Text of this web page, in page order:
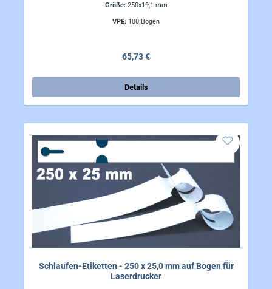
Größe: 250x19,1 mm
VPE: 100 Bogen
Regulärer Preis:
65,73 €
Details
Schlaufen-Etiketten - 250 x 25,0 mm auf Bogen für
Laserdrucker